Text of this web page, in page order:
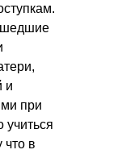
и
при
что в